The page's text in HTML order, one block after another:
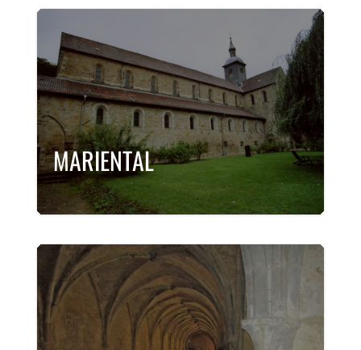
MARIEN­TAL